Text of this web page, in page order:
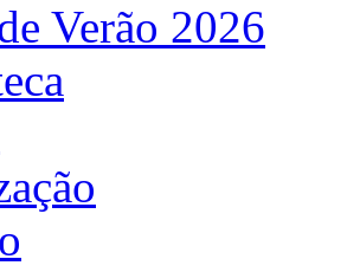
Verão 2026